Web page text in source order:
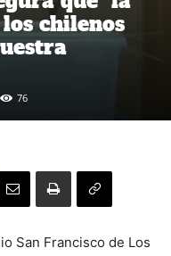
chilenos
76
San Francisco de Los